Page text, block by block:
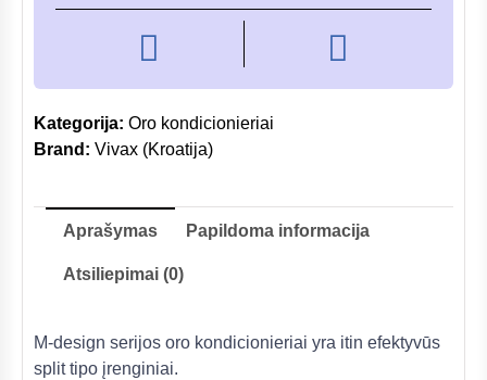
Kategorija: Oro kondicionieriai
Brand: Vivax (Kroatija)
Aprašymas Papildoma informacija
Atsiliepimai (0)
M-design serijos oro kondicionieriai yra itin efektyvūs
split tipo įrenginiai.